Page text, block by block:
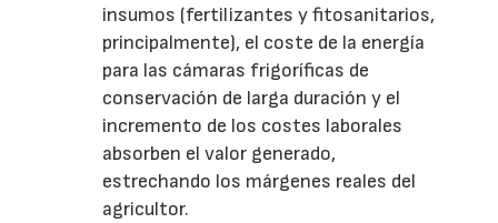
insumos (fertilizantes y fitosanitarios,
principalmente), el coste de la energía
para las cámaras frigoríficas de
conservación de larga duración y el
incremento de los costes laborales
absorben el valor generado,
estrechando los márgenes reales del
agricultor.